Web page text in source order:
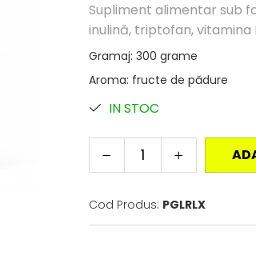
Supliment alimentar sub
inulină, triptofan,
Gramaj: 300 grame
Aroma: fructe de pădure
IN STOC
Cod Produs: PGLRLX